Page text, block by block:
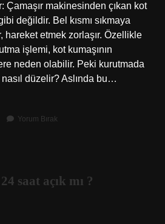
Çamaşır makinesinden çıkan kot
değildir. Bel kısmı sıkmaya
hareket etmek zorlaşır. Özellikle
işlemi, kot kumaşının
neden olabilir. Peki kurutmada
düzelir? Aslında bu…
Yorum Bırak
saat açık mı ?